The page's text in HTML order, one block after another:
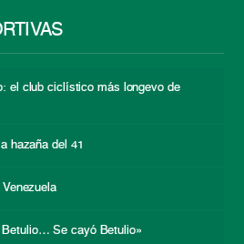
el club ciclístico más longevo de
hazaña del 41
Se cayó Betulio»